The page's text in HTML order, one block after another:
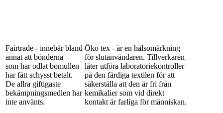
Fairtrade - innebär bland
annat att bönderna
som har odlat bomullen
har fått schysst betalt.
De allra giftigaste
bekämpningsmedlen har
inte använts.
Öko tex - är en hälsomärkning
för slutanvändaren. Tillverkaren
låter utföra laboratoriekontroller
på den färdiga textilen för att
säkerställa att den är fri från
kemikalier som vid direkt
kontakt är farliga för människan.